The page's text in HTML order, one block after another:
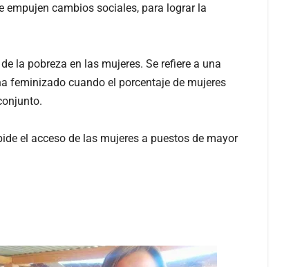
empujen cambios sociales, para lograr la
la pobreza en las mujeres. Se refiere a una
feminizado cuando el porcentaje de mujeres
el acceso de las mujeres a puestos de mayor